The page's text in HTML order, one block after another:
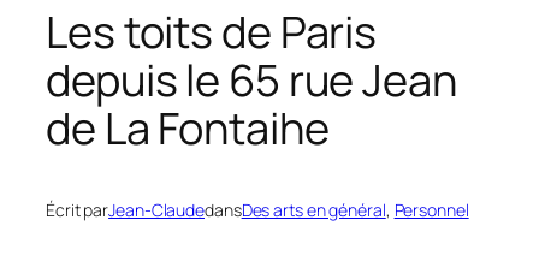
Les toits de Paris
depuis le 65 rue Jean
de La Fontaihe
Écrit parJean-ClaudedansDes arts en général, Personnel